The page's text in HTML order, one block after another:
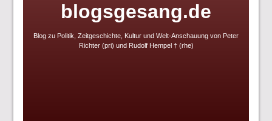
blogsgesang.de
Blog zu Politik, Zeitgeschichte, Kultur und Welt-Anschauung von Peter
Richter (pri) und Rudolf Hempel † (rhe)